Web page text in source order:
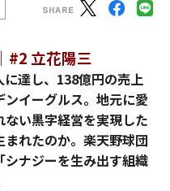
#2 立花陽三
達し、138億円の売上
イーグルス。地元に愛
い黒字経営を実現した
れたのか。楽天野球団
ナジーを生み出す組織